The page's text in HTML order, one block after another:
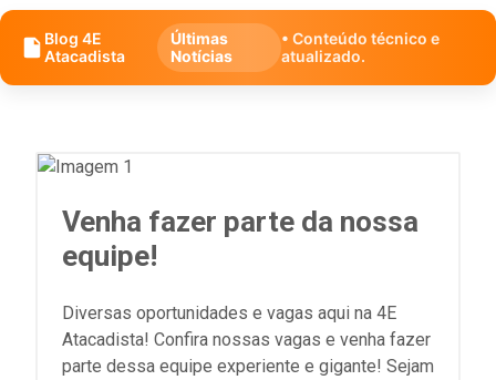
Blog 4E
Atacadista
Últimas
Notícias
• Conteúdo técnico e
atualizado.
Venha fazer parte da nossa
equipe!
Diversas oportunidades e vagas aqui na 4E
Atacadista! Confira nossas vagas e venha fazer
parte dessa equipe experiente e gigante! Sejam